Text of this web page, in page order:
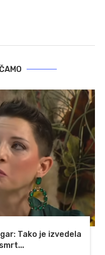
Tako je izvedela